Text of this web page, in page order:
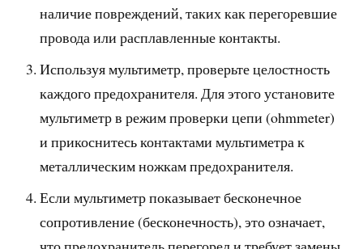
наличие повреждений, таких как перегоревшие
провода или расплавленные контакты.
Используя мультиметр, проверьте целостность
каждого предохранителя. Для этого установите
мультиметр в режим проверки цепи (ohmmeter)
и прикоснитесь контактами мультиметра к
металлическим ножкам предохранителя.
Если мультиметр показывает бесконечное
сопротивление (бесконечность), это означает,